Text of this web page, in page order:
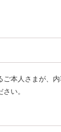
本人さまが、
い。